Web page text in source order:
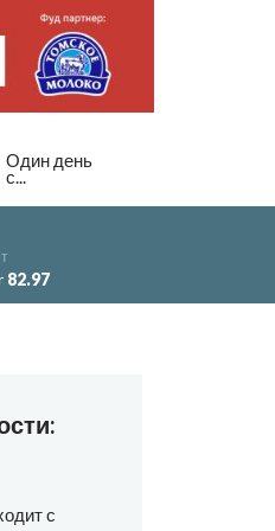
Один день
с...
82.97
с